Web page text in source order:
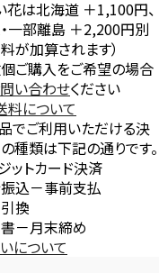
花は北海道 ＋1,100円、
一部離島 ＋2,200円別
が加算されます）
ご購入をご希望の場合
い合わせください
料について
でご利用いただける決
種類は下記の通りです。
ットカード決済
込－事前支払
換
－月末締め
について